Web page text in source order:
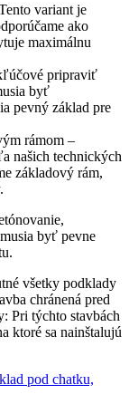
variant je
ako
maximálnu
pripraviť
byť
pevný základ pre
rámom –
našich technických
základový rám,
byť pevne
všetky podklady
chránená pred
Pri týchto stavbách
ktoré sa nainštalujú
pod chatku,